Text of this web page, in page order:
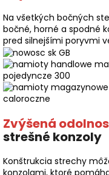
Na všetkých bočných
bočné, horné a spodné
pred silnejšími poryvmi
Zvýšená
strešné konzoly
Konštrukcia strechy